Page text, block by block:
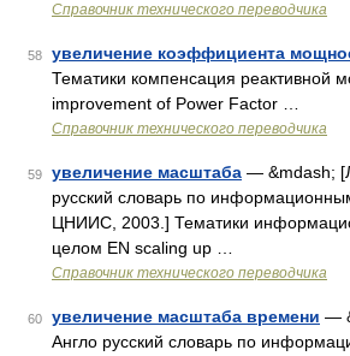
Справочник технического переводчика
58 увеличение коэффициента
Тематики компенсация реактивной
improvement of Power Factor …
Справочник технического переводчика
59 увеличение масштаба — &mdash;
русский словарь по
ЦНИИС, 2003.] Тематики
целом EN scaling up …
Справочник технического переводчика
60 увеличение масштаба времени —
Англо русский словарь по